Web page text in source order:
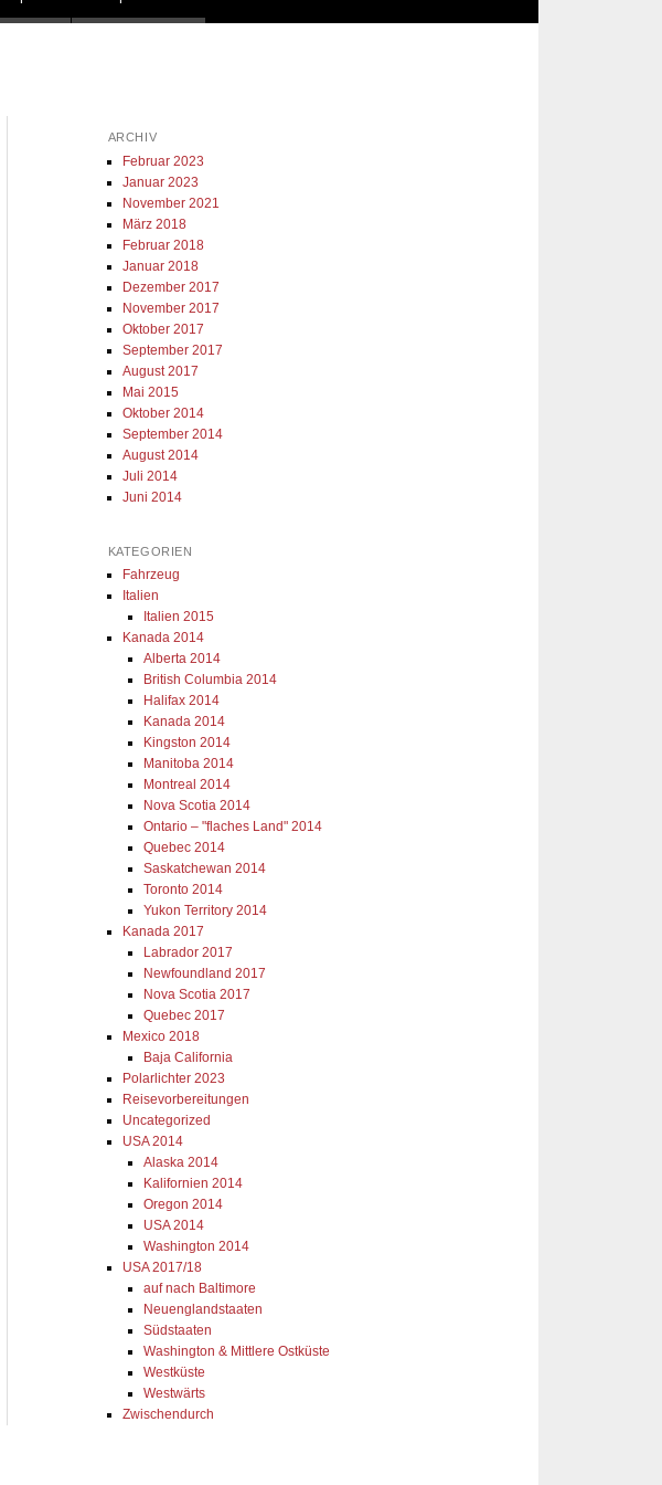
ARCHIV
Februar 2023
Januar 2023
November 2021
März 2018
Februar 2018
Januar 2018
Dezember 2017
November 2017
Oktober 2017
September 2017
August 2017
Mai 2015
Oktober 2014
September 2014
August 2014
Juli 2014
Juni 2014
KATEGORIEN
Fahrzeug
Italien
Italien 2015
Kanada 2014
Alberta 2014
British Columbia 2014
Halifax 2014
Kanada 2014
Kingston 2014
Manitoba 2014
Montreal 2014
Nova Scotia 2014
Ontario – "flaches Land" 2014
Quebec 2014
Saskatchewan 2014
Toronto 2014
Yukon Territory 2014
Kanada 2017
Labrador 2017
Newfoundland 2017
Nova Scotia 2017
Quebec 2017
Mexico 2018
Baja California
Polarlichter 2023
Reisevorbereitungen
Uncategorized
USA 2014
Alaska 2014
Kalifornien 2014
Oregon 2014
USA 2014
Washington 2014
USA 2017/18
auf nach Baltimore
Neuenglandstaaten
Südstaaten
Washington & Mittlere Ostküste
Westküste
Westwärts
Zwischendurch